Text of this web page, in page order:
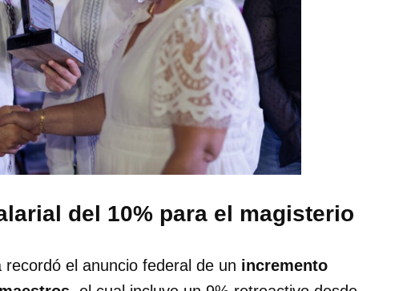
del 10% para el magisterio
el anuncio federal de un incremento